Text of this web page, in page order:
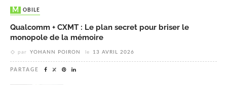
MOBILE
Qualcomm + CXMT : Le plan secret pour briser le
monopole de la mémoire
par YOHANN POIRON le 13 AVRIL 2026
PARTAGE